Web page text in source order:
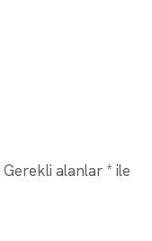
Gerekli alanlar * ile